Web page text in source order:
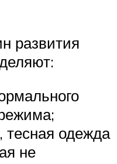
развития
одежда
не